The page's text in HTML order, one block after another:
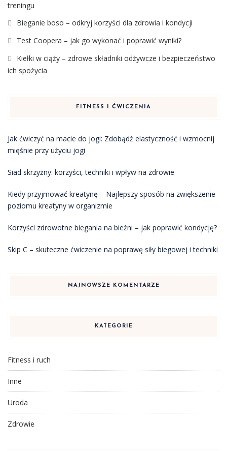
treningu
Bieganie boso – odkryj korzyści dla zdrowia i kondycji
Test Coopera – jak go wykonać i poprawić wyniki?
Kiełki w ciąży – zdrowe składniki odżywcze i bezpieczeństwo
ich spożycia
FITNESS I ĆWICZENIA
Jak ćwiczyć na macie do jogi: Zdobądź elastyczność i wzmocnij
mięśnie przy użyciu jogi
Siad skrzyżny: korzyści, techniki i wpływ na zdrowie
Kiedy przyjmować kreatynę – Najlepszy sposób na zwiększenie
poziomu kreatyny w organizmie
Korzyści zdrowotne biegania na bieżni – jak poprawić kondycję?
Skip C – skuteczne ćwiczenie na poprawę siły biegowej i techniki
NAJNOWSZE KOMENTARZE
KATEGORIE
Fitness i ruch
Inne
Uroda
Zdrowie